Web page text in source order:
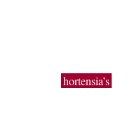
hortensia’s